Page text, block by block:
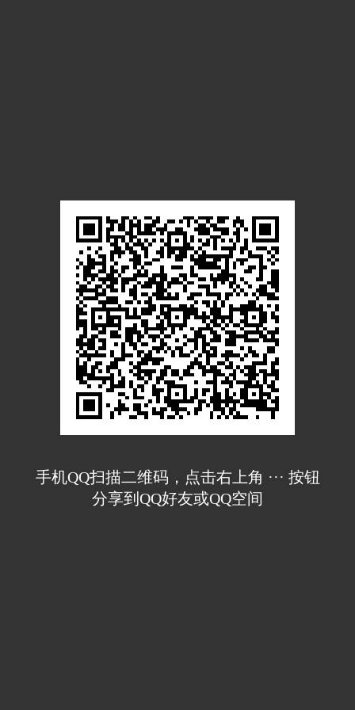
手机QQ扫描二维码，点击右上角 ··· 按钮
分享到QQ好友或QQ空间